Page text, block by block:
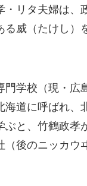
・リタ夫婦は、
る威（たけし）
門学校（現・広
海道に呼ばれ、
ぶと、竹鶴政孝
（後のニッカウ